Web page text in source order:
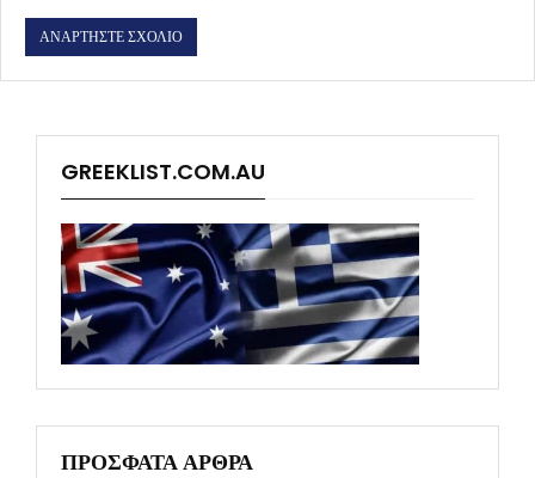
GREEKLIST.COM.AU
ΠΡΟΣΦΑΤΑ ΑΡΘΡΑ